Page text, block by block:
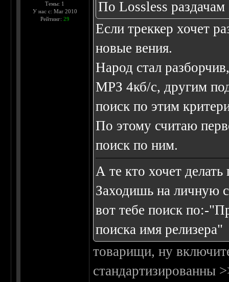
Темы: 1
У нас с: Mar 2010
Рейтинг: 29
По Lossless
Если треккер хочет
новые вения.
Народ стал
МРЗ 4кб/с, другим
поиск по этим
По этому считаю
поиск по ним.
А те кто хочет
Заходишь на личную
вот тебе поиск по:-
поиска имя релизера"
товарищи, ну
стандартизированны